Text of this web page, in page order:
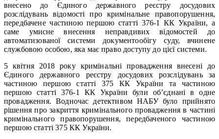
внесено до Єдиного державного реєстру досудових
розслідувань відомості про кримінальне правопорушення,
передбачене частиною першою статті 376-1 КК України, а
саме умисне внесення неправдивих відомостей до
автоматизованої системи документообігу суду, вчинене
службовою особою, яка має право доступу до цієї системи.
5 квітня 2018 року кримінальні провадження внесені до
Єдиного державного реєстру досудових розслідувань за
частиною першою статті 375 КК України та частиною
першою статті 376-1 КК України були об’єднані в одне
провадження. Водночас детективом НАБУ було прийнято
рішення про закриття кримінального провадження в частині
кримінального правопорушення, передбаченого частиною
першою статті 375 КК України.